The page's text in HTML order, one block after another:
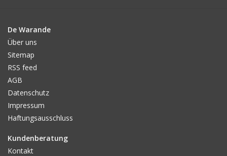
De Warande
Über uns
Sitemap
RSS feed
AGB
Datenschutz
Impressum
Haftungsausschluss
Kundenberatung
Kontakt